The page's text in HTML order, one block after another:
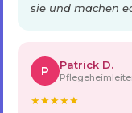
sie und machen
P Patrick D.
★★★★★